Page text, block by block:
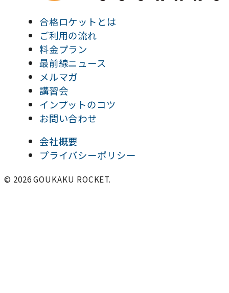
合格ロケットとは
ご利用の流れ
料金プラン
最前線ニュース
メルマガ
講習会
インプットのコツ
お問い合わせ
会社概要
プライバシーポリシー
© 2026 GOUKAKU ROCKET.